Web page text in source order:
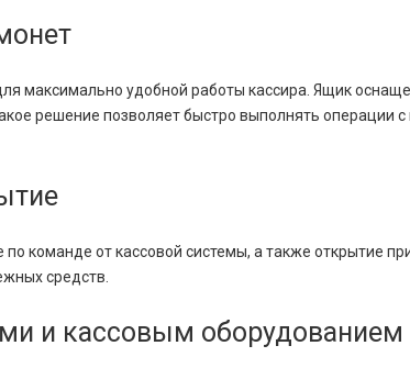
максимально удобной работы кассира. Ящик
решение позволяет быстро выполнять операции
команде от кассовой системы, а также открытие
средств.
и кассовым оборудованием